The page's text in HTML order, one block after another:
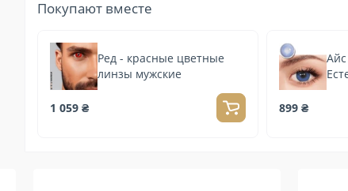
Покупают вместе
Ред - красные цветные
линзы мужские
1 059 ₴
899 ₴